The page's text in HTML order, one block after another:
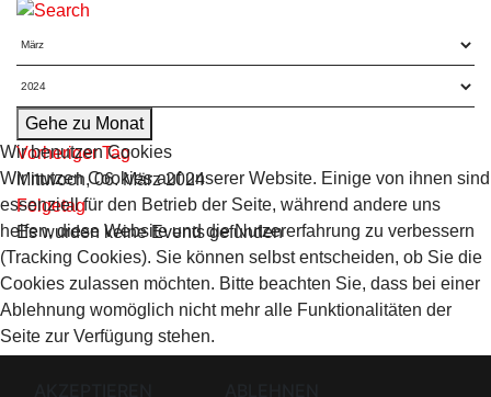
Gehe zu Monat
Vorheriger Tag
Mittwoch, 06. März 2024
Folgetag
Es wurden keine Events gefunden
Wir benutzen Cookies
Wir nutzen Cookies auf unserer Website. Einige von ihnen sind
essenziell für den Betrieb der Seite, während andere uns
helfen, diese Website und die Nutzererfahrung zu verbessern
(Tracking Cookies). Sie können selbst entscheiden, ob Sie die
Cookies zulassen möchten. Bitte beachten Sie, dass bei einer
Ablehnung womöglich nicht mehr alle Funktionalitäten der
Seite zur Verfügung stehen.